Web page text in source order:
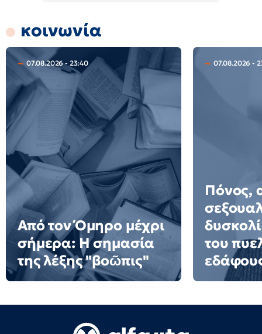
κοινωνία
07.08.2026 - 23:40
Από τον Όμηρο μέχρι
σήμερα: Η σημασία
της λέξης "βοῶπις"
07.08.2026 -
Πόνος,
του